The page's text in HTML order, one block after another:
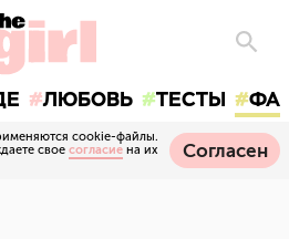
ЛЮБОВЬ ТЕСТЫ
cookie-файлы.
свое согласие на их
Согласен